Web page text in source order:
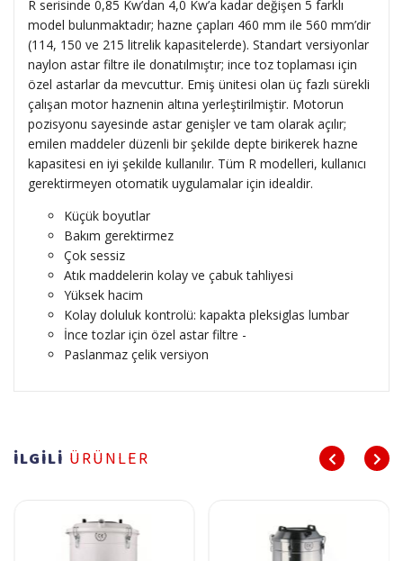
R serisinde 0,85 Kw’dan 4,0 Kw’a kadar değişen 5 farklı
model bulunmaktadır; hazne çapları 460 mm ile 560 mm’dir
(114, 150 ve 215 litrelik kapasitelerde). Standart versiyonlar
naylon astar filtre ile donatılmıştır; ince toz toplaması için
özel astarlar da mevcuttur. Emiş ünitesi olan üç fazlı sürekli
çalışan motor haznenin altına yerleştirilmiştir. Motorun
pozisyonu sayesinde astar genişler ve tam olarak açılır;
emilen maddeler düzenli bir şekilde depte birikerek hazne
kapasitesi en iyi şekilde kullanılır. Tüm R modelleri, kullanıcı
gerektirmeyen otomatik uygulamalar için idealdir.
Küçük boyutlar
Bakım gerektirmez
Çok sessiz
Atık maddelerin kolay ve çabuk tahliyesi
Yüksek hacim
Kolay doluluk kontrolü: kapakta pleksiglas lumbar
İnce tozlar için özel astar filtre -
Paslanmaz çelik versiyon
İLGİLİ ÜRÜNLER